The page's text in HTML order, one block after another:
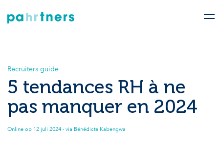
Recruiters guide
5 tendances RH à ne
pas manquer en 2024
Online op 12 juli 2024 · via Bénédicte Kabengwa